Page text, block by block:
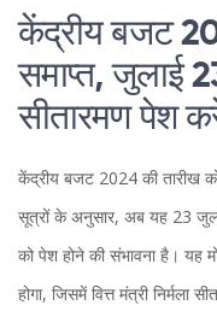
केंद्रीय बजट
समाप्त, जुलाई
सीतारमण पेश
केंद्रीय बजट 2024 की तारीख
सूत्रों के अनुसार, अब यह 23
को पेश होने की संभावना है। यह
होगा, जिसमें वित्त मंत्री निर्मला